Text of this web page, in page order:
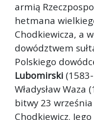
armią
hetmana
Chodkiewicza, a
dowództwem
Polskiego
Lubomirski
Władysław Waza
bitwy 23
Chodkiewicz.